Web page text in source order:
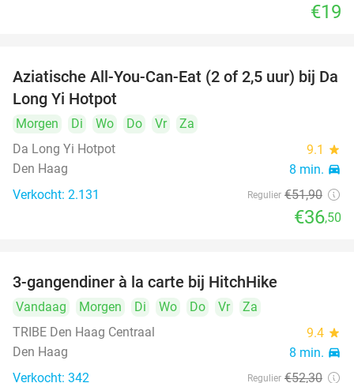
€19
30%
Aziatische All-You-Can-Eat (2 of 2,5 uur) bij Da
Long Yi Hotpot
Morgen Di Wo Do Vr
Za
Da Long Yi Hotpot
9.1 star
Den Haag 8 min. directions_car
Verkocht: 2.131 Regulier €51,90
€36,50
3-gangendiner à la carte bij HitchHike
Vandaag Morgen Di Wo Do Vr
Za
TRIBE Den Haag Centraal
9.4 star
Den Haag 8 min. directions_car
Verkocht: 342 Regulier €52,30